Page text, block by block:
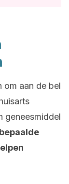
om aan de bel
geneesmiddel
bepaalde